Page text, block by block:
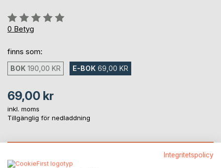
Betyg::
0%
0 Betyg
finns som:
BOK 190,00 KR E-BOK 69,00 KR
69,00 kr
inkl. moms
Tillgänglig för nedladdning
Integritetspolicy